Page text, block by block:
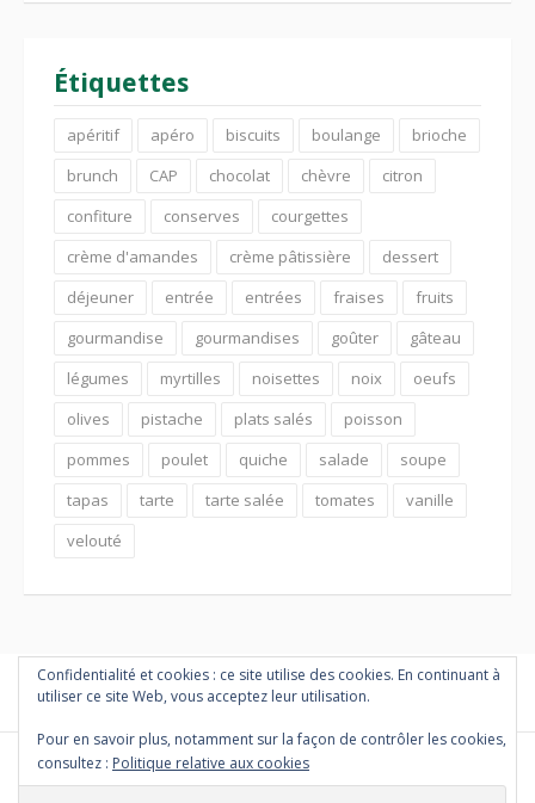
Étiquettes
apéritif apéro biscuits boulange
brioche
brunch
CAP chocolat chèvre
citron
confiture
conserves
courgettes
crème d'amandes
crème pâtissière
dessert
déjeuner
entrée entrées fraises
fruits
gourmandise
gourmandises goûter
gâteau
légumes
myrtilles noisettes noix
oeufs
olives
pistache plats salés
poisson
pommes
poulet quiche salade
soupe
tapas
tarte tarte salée tomates
vanille
velouté
Copyright © 2026 PETITES MARMITES ET COMPAGNIE. Tous droits
Confidentialité et cookies : ce site utilise des cookies. En continuant à
utiliser ce site Web, vous acceptez leur utilisation.
Pour en savoir plus, notamment sur la façon de contrôler les cookies,
consultez : Politique relative aux cookies